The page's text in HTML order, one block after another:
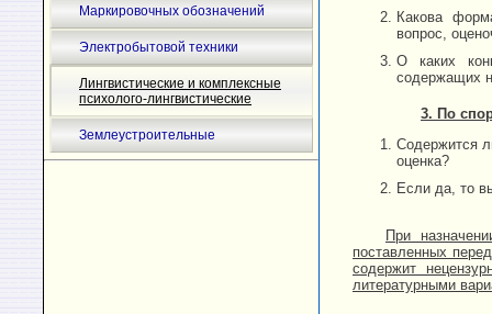
Маркировочных обозначений
Электробытовой техники
Лингвистические и комплексные
психолого-лингвистические
Землеустроительные
Какова
вопрос,
О каких
содержащих
3. По
Содержится
оценка?
Если да, то
При
поставленных
содержит
литературными